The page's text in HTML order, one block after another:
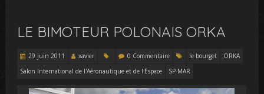
LE BIMOTEUR POLONAIS ORKA
29 juin 2011 xavier 0 Commentaire le bourget
ORKA
Salon International de l'Aéronautique et de l'Espace
SP-MAR